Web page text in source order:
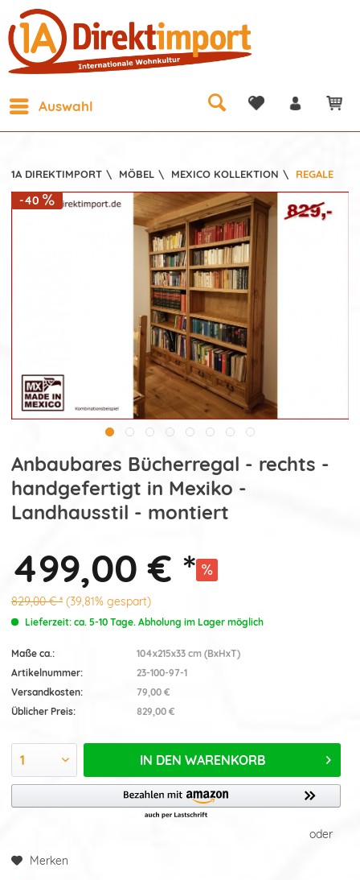
Auswahl
1A DIREKTIMPORT \ MÖBEL \ MEXICO KOLLEKTION \ REGALE
-40
Anbaubares Bücherregal - rechts -
handgefertigt in Mexiko -
Landhausstil - montiert
499,00 € *
829,00 € * (39,81% gespart)
Lieferzeit: ca. 5-10 Tage. Abholung im Lager möglich
Maße ca.:
104x215x33 cm (BxHxT)
Artikelnummer:
23-100-97-1
Versandkosten:
79,00 €
Üblicher Preis:
829,00 €
IN DEN WARENKORB
oder
Merken